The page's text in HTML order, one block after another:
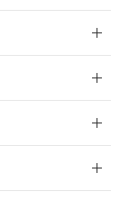
証明す
する
ル類４
は出
ら備考
を完了
限
ま